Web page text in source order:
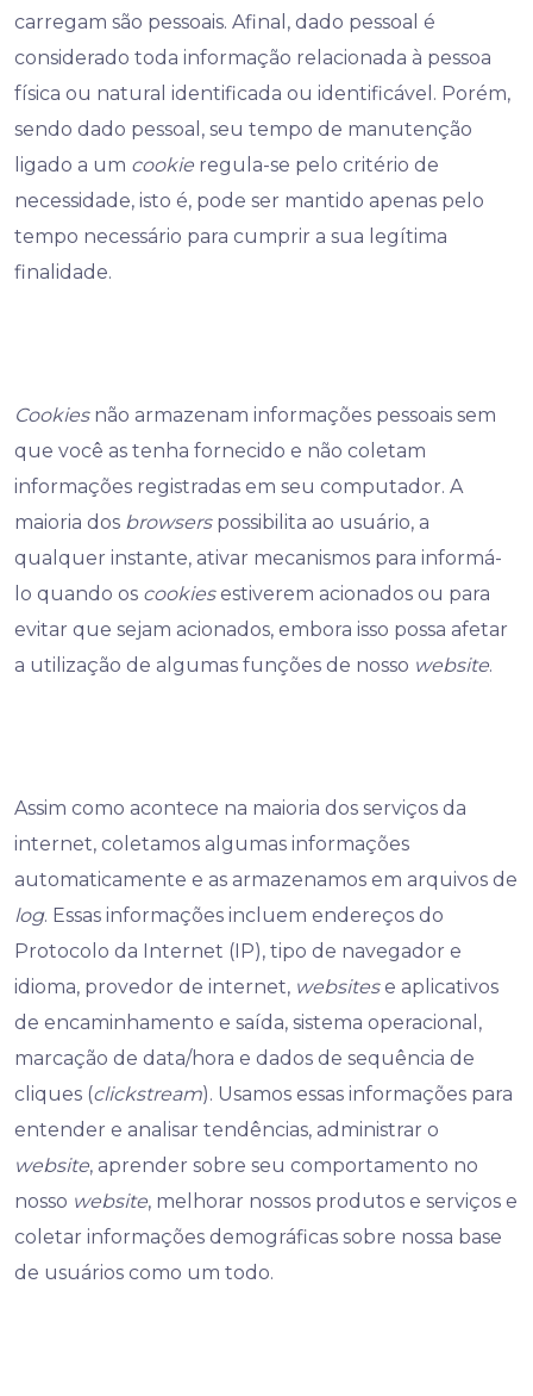
carregam são pessoais. Afinal, dado pessoal é
considerado toda informação relacionada à pessoa
física ou natural identificada ou identificável. Porém,
sendo dado pessoal, seu tempo de manutenção
ligado a um cookie regula-se pelo critério de
necessidade, isto é, pode ser mantido apenas pelo
tempo necessário para cumprir a sua legítima
finalidade.
Cookiesnão armazenam informações pessoais sem
que você as tenha fornecido e não coletam
informações registradas em seu computador. A
maioria dos browserspossibilita ao usuário, a
qualquer instante, ativar mecanismos para informá-
lo quando os cookiesestiverem acionados ou para
evitar que sejam acionados, embora isso possa afetar
a utilização de algumas funções de nosso website.
Assim como acontece na maioria dos serviços da
internet, coletamos algumas informações
automaticamente e as armazenamos em arquivos de
log. Essas informações incluem endereços do
Protocolo da Internet (IP), tipo de navegador e
idioma, provedor de internet, websitese aplicativos
de encaminhamento e saída, sistema operacional,
marcação de data/hora e dados de sequência de
cliques (clickstream). Usamos essas informações para
entender e analisar tendências, administrar o
website, aprender sobre seu comportamento no
nosso website, melhorar nossos produtos e serviços e
coletar informações demográficas sobre nossa base
de usuários como um todo.